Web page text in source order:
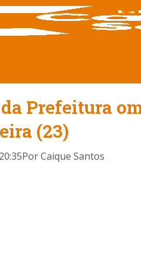
Prefeitura
(23)
20:35PorCaique Santos